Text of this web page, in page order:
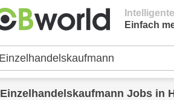
Einfach
Einzelhandelskaufmann Jobs in